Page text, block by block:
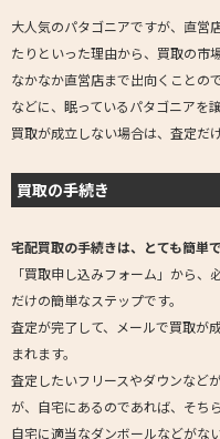
大人気のパタゴニアですが、直営
たりといった理由から、買取の市
なかなか直営店まで出向くことの
などに、眠っているパタゴニアを
買取が成立しない場合は、査定だ
買取の手続き
宅配買取の手続きは、とても簡単で
「買取申し込みフォーム」から
だけの簡単なステップです。
査定が完了して、メールで買取が
まれます。
査定したいフリースやダウンなど
が、自宅にあるのであれば、そち
自宅に適当なダンボールなどがな